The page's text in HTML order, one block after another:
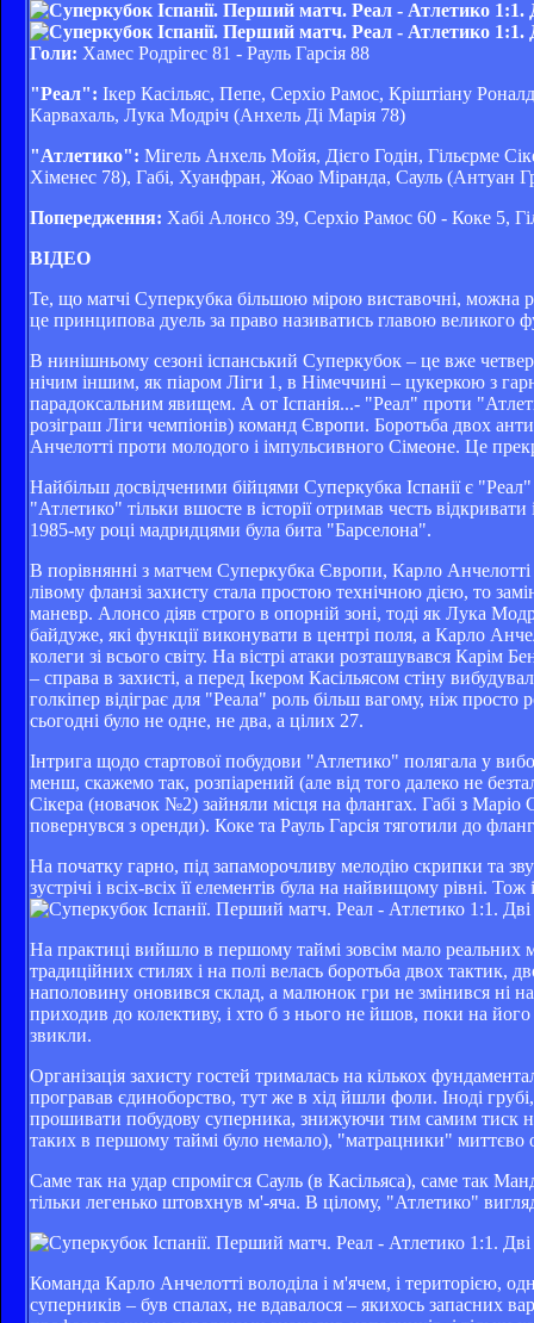
Голи: Хамес Родрігес 81 - Рауль Гарсія 88
"Реал": Ікер Касільяс, Пепе, Серхіо Рамос, Кріштіану
Карвахаль, Лука Модріч (Анхель Ді Марія 78)
"Атлетико": Мігель Анхель Мойя, Дієго Годін, Гільєрме
Хіменес 78), Габі, Хуанфран, Жоао Міранда, Сауль (Антуан
Попередження: Хабі Алонсо 39, Серхіо Рамос 60 - Коке 5,
ВІДЕО
Те, що матчі Суперкубка більшою мірою виставочні, можна
це принципова дуель за право називатись главою великого
В нинішньому сезоні іспанський Суперкубок – це вже
нічим іншим, як піаром Ліги 1, в Німеччині – цукеркою з
парадоксальним явищем. А от Іспанія...- "Реал" проти
розіграш Ліги чемпіонів) команд Європи. Боротьба двох
Анчелотті проти молодого і імпульсивного Сімеоне. Це
Найбільш досвідченими бійцями Суперкубка Іспанії є
"Атлетико" тільки вшосте в історії отримав честь
1985-му році мадридцями була бита "Барселона".
В порівнянні з матчем Суперкубка Європи, Карло
лівому фланзі захисту стала простою технічною дією, то
маневр. Алонсо діяв строго в опорній зоні, тоді як Лука
байдуже, які функції виконувати в центрі поля, а Карло
колеги зі всього світу. На вістрі атаки розташувався Карім
– справа в захисті, а перед Ікером Касільясом стіну
голкіпер відіграє для "Реала" роль більш вагому, ніж
сьогодні було не одне, не два, а цілих 27.
Інтрига щодо стартової побудови "Атлетико" полягала у
менш, скажемо так, розпіарений (але від того далеко не
Сікера (новачок №2) зайняли місця на флангах. Габі з
повернувся з оренди). Коке та Рауль Гарсія тяготили до
На початку гарно, під запаморочливу мелодію скрипки та
зустрічі і всіх-всіх її елементів була на найвищому рівні.
На практиці вийшло в першому таймі зовсім мало реальних
традиційних стилях і на полі велась боротьба двох тактик,
наполовину оновився склад, а малюнок гри не змінився ні
приходив до колективу, і хто б з нього не йшов, поки на
звикли.
Організація захисту гостей трималась на кількох
програвав єдиноборство, тут же в хід йшли фоли. Іноді
прошивати побудову суперника, знижуючи тим самим тиск
таких в першому таймі було немало), "матрацники" миттєво
Саме так на удар спромігся Сауль (в Касільяса), саме так
тільки легенько штовхнув м'-яча. В цілому, "Атлетико"
Команда Карло Анчелотті володіла і м'ячем, і територією,
суперників – був спалах, не вдавалося – якихось запасних